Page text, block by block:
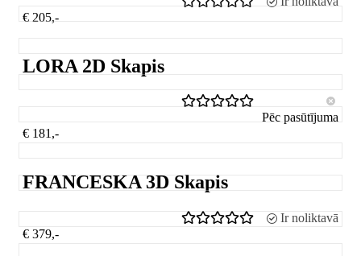
€ 205,-
LORA 2D Skapis
Pēc pasūtījuma
€ 181,-
FRANCESKA 3D Skapis
Ir noliktavā
€ 379,-